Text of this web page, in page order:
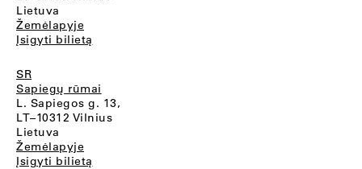
Lietuva
Žemėlapyje
Įsigyti bilietą
SR
Sapiegų rūmai
L. Sapiegos g. 13,
LT–10312 Vilnius
Lietuva
Žemėlapyje
Įsigyti bilietą